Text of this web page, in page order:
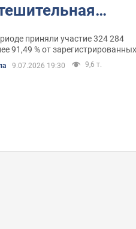
основной
НМТ 2026
приняли участие 324 284
91,49 % от зарегистрированных
9.07.2026 19:30 9,6 т.